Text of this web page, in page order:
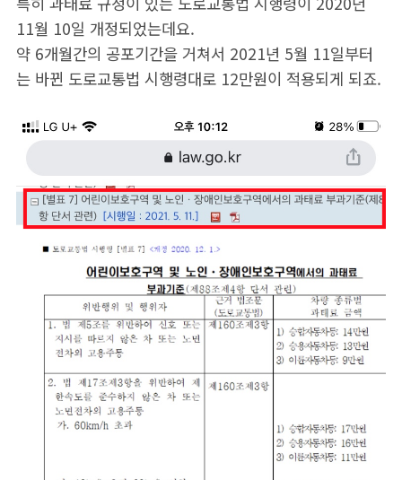
11월 10일 개정되었는데요.
약 6개월간의 공포기간을 거쳐서 2021년 5월 11일부터
는 바뀐 도로교통법 시행령대로 12만원이 적용되게 되죠.